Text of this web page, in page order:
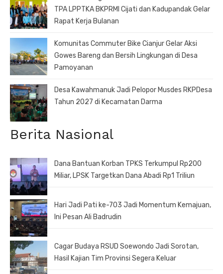
TPA LPPTKA BKPRMI Cijati dan Kadupandak Gelar
Rapat Kerja Bulanan
Komunitas Commuter Bike Cianjur Gelar Aksi
Gowes Bareng dan Bersih Lingkungan di Desa
Pamoyanan
Desa Kawahmanuk Jadi Pelopor Musdes RKPDesa
Tahun 2027 di Kecamatan Darma
Berita Nasional
Dana Bantuan Korban TPKS Terkumpul Rp200
Miliar, LPSK Targetkan Dana Abadi Rp1 Triliun
Hari Jadi Pati ke-703 Jadi Momentum Kemajuan,
Ini Pesan Ali Badrudin
Cagar Budaya RSUD Soewondo Jadi Sorotan,
Hasil Kajian Tim Provinsi Segera Keluar